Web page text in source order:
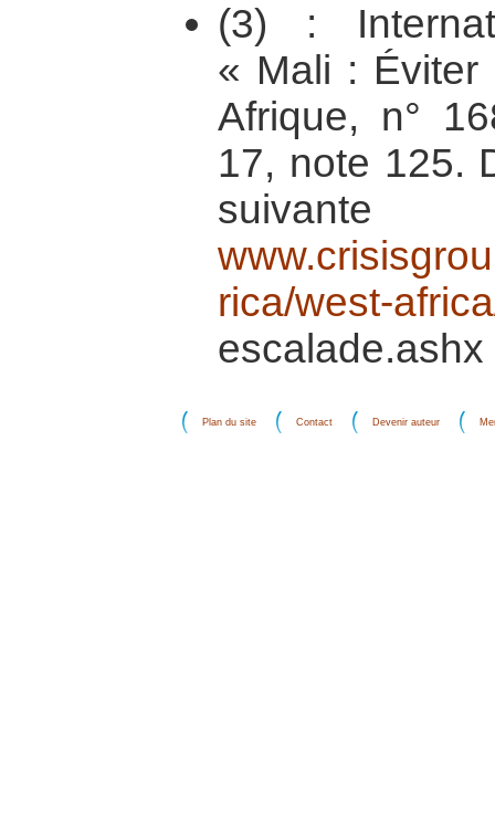
(3) :
« Mali : Éviter
Afrique, n°
17, note 125.
rica/west-
escalade.ashx
Plan du site Contact Devenir auteur